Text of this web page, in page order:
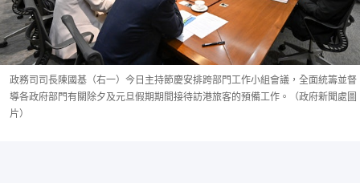
政務司司長陳國基（右一）今日主持節慶安排跨部門工作小組會議，全面統籌並督
導各政府部門有關除夕及元旦假期期間接待訪港旅客的預備工作。（政府新聞處圖
片）